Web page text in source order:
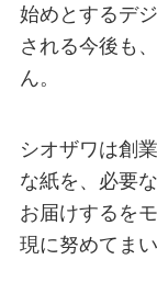
始めとするデ
される今後も、
ん。
シオザワは創
な紙を、必要
お届けするを
現に努めてま